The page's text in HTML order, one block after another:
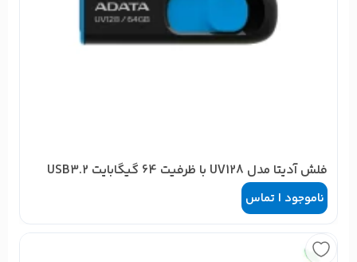
فلش آدیتا مدل UV128 با ظرفیت 64 گیگابایت USB3.2
ناموجود | تماس